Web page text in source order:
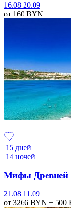
16.08 20.09
от 160 BYN
15 дней
14 ночей
Мифы Древней
21.08 11.09
от 3266 BYN + 500